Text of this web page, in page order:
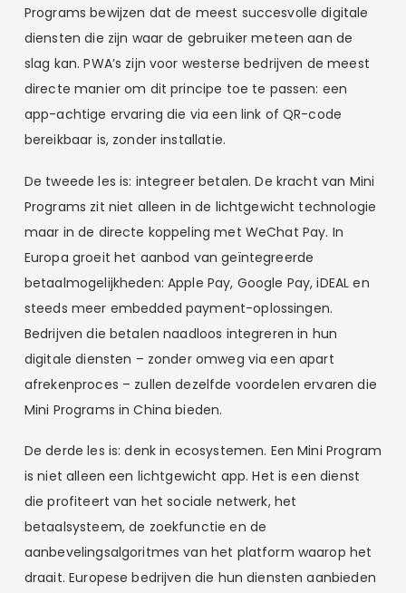
Programs bewijzen dat de meest succesvolle digitale
diensten die zijn waar de gebruiker meteen aan de
slag kan. PWA’s zijn voor westerse bedrijven de meest
directe manier om dit principe toe te passen: een
app-achtige ervaring die via een link of QR-code
bereikbaar is, zonder installatie.
De tweede les is: integreer betalen. De kracht van Mini
Programs zit niet alleen in de lichtgewicht technologie
maar in de directe koppeling met WeChat Pay. In
Europa groeit het aanbod van geïntegreerde
betaalmogelijkheden: Apple Pay, Google Pay, iDEAL en
steeds meer embedded payment-oplossingen.
Bedrijven die betalen naadloos integreren in hun
digitale diensten – zonder omweg via een apart
afrekenproces – zullen dezelfde voordelen ervaren die
Mini Programs in China bieden.
De derde les is: denk in ecosystemen. Een Mini Program
is niet alleen een lichtgewicht app. Het is een dienst
die profiteert van het sociale netwerk, het
betaalsysteem, de zoekfunctie en de
aanbevelingsalgoritmes van het platform waarop het
draait. Europese bedrijven die hun diensten aanbieden